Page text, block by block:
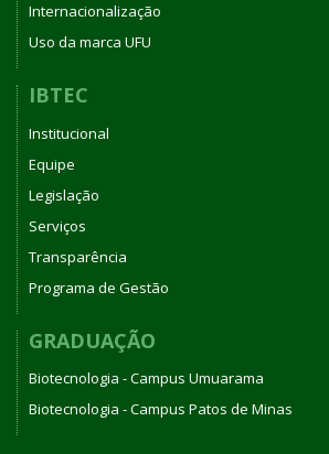
Internacionalização
Uso da marca UFU
IBTEC
Institucional
Equipe
Legislação
Serviços
Transparência
Programa de Gestão
GRADUAÇÃO
Biotecnologia - Campus Umuarama
Biotecnologia - Campus Patos de Minas